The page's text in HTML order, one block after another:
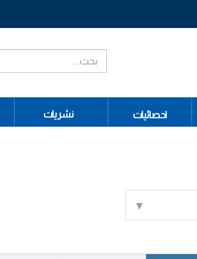
احصائيات نشريات